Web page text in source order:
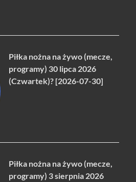
Piłka nożna na żywo (mecze,
programy) 30 lipca 2026
(Czwartek)? [2026-07-30]
Piłka nożna na żywo (mecze,
programy) 3 sierpnia 2026